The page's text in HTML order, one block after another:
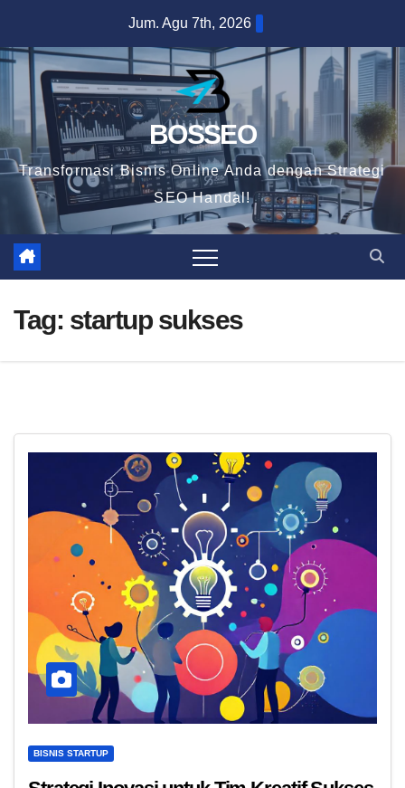
content
Jum. Agu 7th, 2026
BOSSEO
Transformasi Bisnis Online Anda dengan Strategi
SEO Handal!
Tag: startup sukses
BISNIS STARTUP